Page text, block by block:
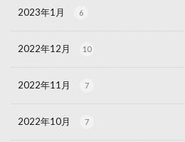
2023年1月 6
2022年12月 10
2022年11月 7
2022年10月 7